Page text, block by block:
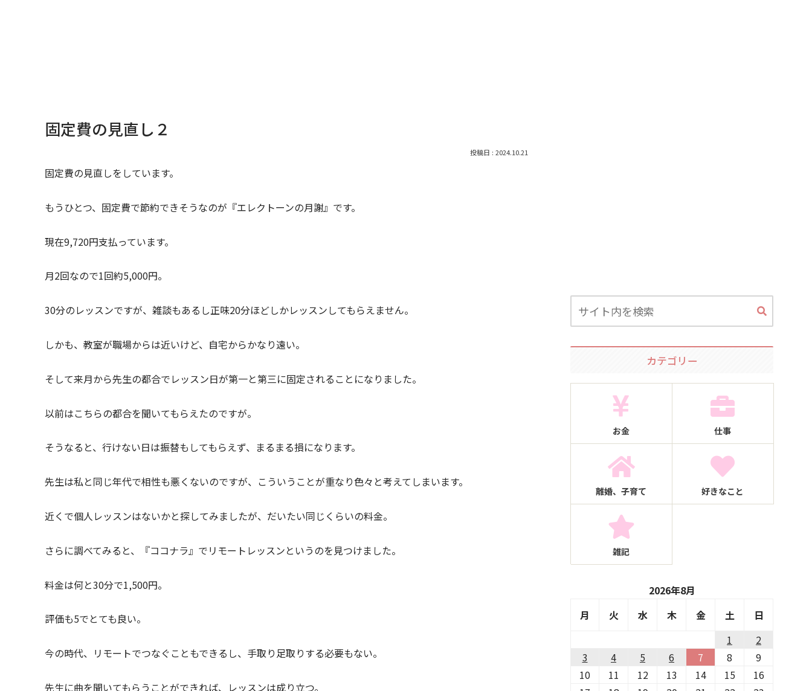
固定費の見直し２
2024.10.21
固定費の見直しをしています。
もうひとつ、固定費で節約できそうなのが『エレクトーンの月謝』です。
現在9,720円支払っています。
月2回なので1回約5,000円。
30分のレッスンですが、雑談もあるし正味20分ほどしかレッスンしてもらえません。
しかも、教室が職場からは近いけど、自宅からかなり遠い。
そして来月から先生の都合でレッスン日が第一と第三に固定されることになりました。
以前はこちらの都合を聞いてもらえたのですが。
そうなると、行けない日は振替もしてもらえず、まるまる損になります。
先生は私と同じ年代で相性も悪くないのですが、こういうことが重なり色々と考えてしまいます。
近くで個人レッスンはないかと探してみましたが、だいたい同じくらいの料金。
さらに調べてみると、『ココナラ』でリモートレッスンというのを見つけました。
料金は何と30分で1,500円。
評価も5でとても良い。
今の時代、リモートでつなぐこともできるし、手取り足取りする必要もない。
先生に曲を聞いてもらうことができれば、レッスンは成り立つ。
カテゴリー
お金 仕事
離婚、子育て 好きなこと
雑記
2026年8月
月
火 水 木 金 土
日
1
2
3
4 5 6 7 8
9
10
11 12 13 14 15
16